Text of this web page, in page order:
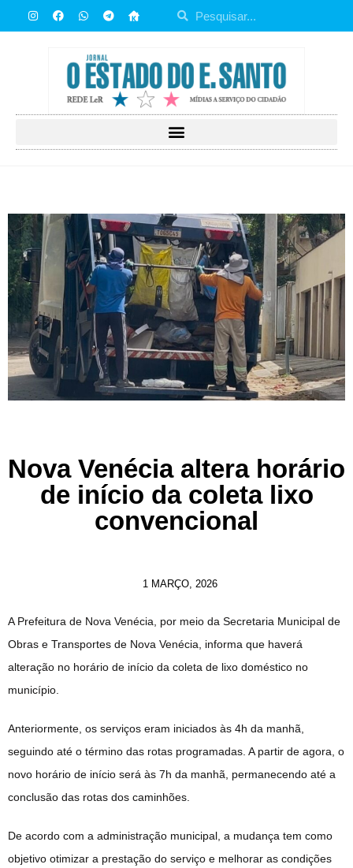
Nova Venécia altera horário
de início da coleta lixo
convencional
1 MARÇO, 2026
A Prefeitura de Nova Venécia, por meio da Secretaria Municipal de
Obras e Transportes de Nova Venécia, informa que haverá
alteração no horário de início da coleta de lixo doméstico no
município.
Anteriormente, os serviços eram iniciados às 4h da manhã,
seguindo até o término das rotas programadas. A partir de agora, o
novo horário de início será às 7h da manhã, permanecendo até a
conclusão das rotas dos caminhões.
De acordo com a administração municipal, a mudança tem como
objetivo otimizar a prestação do serviço e melhorar as condições